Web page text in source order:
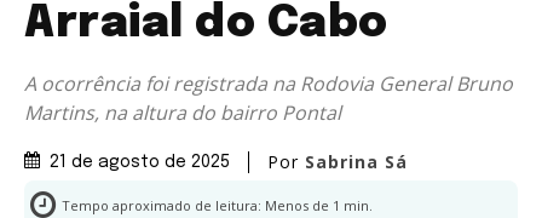
Arraial do Cabo
A ocorrência foi registrada na Rodovia General Bruno
Martins, na altura do bairro Pontal
21 de agosto de 2025 Por Sabrina Sá
Tempo aproximado de leitura: Menos de 1 min.